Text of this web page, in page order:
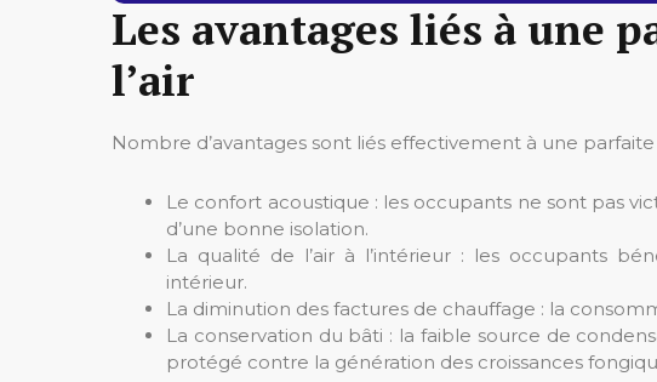
Les avantages liés à une
l’air
Nombre d’avantages sont liés effectivement à une
Le confort acoustique : les occupants ne sont pas
d’une bonne isolation.
La qualité de l’air à l’intérieur : les occupants
intérieur.
La diminution des factures de chauffage : la
La conservation du bâti : la faible source de
protégé contre la génération des croissances